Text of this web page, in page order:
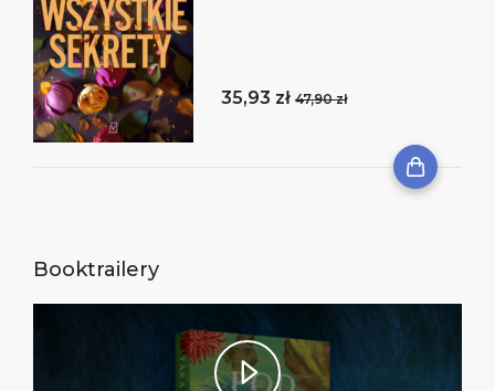
35,93 zł 47,90 zł
Booktrailery